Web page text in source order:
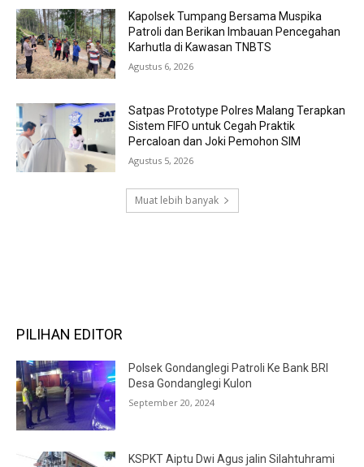
Kapolsek Tumpang Bersama Muspika
Patroli dan Berikan Imbauan Pencegahan
Karhutla di Kawasan TNBTS
Agustus 6, 2026
Satpas Prototype Polres Malang Terapkan
Sistem FIFO untuk Cegah Praktik
Percaloan dan Joki Pemohon SIM
Agustus 5, 2026
Muat lebih banyak
PILIHAN EDITOR
Polsek Gondanglegi Patroli Ke Bank BRI
Desa Gondanglegi Kulon
September 20, 2024
KSPKT Aiptu Dwi Agus jalin Silahtuhrami